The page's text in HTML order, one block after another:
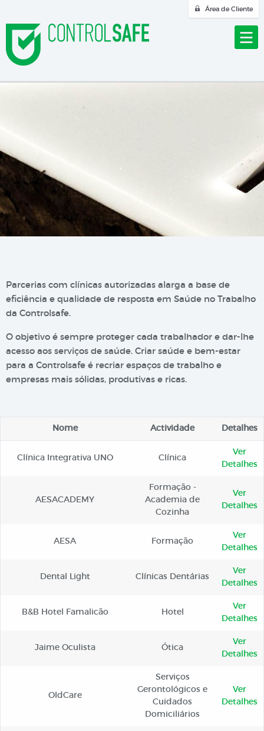
Área de Cliente
Parcerias com clínicas autorizadas alarga a base de
eficiência e qualidade de resposta em Saúde no Trabalho
da Controlsafe.
O objetivo é sempre proteger cada trabalhador e dar-lhe
acesso aos serviços de saúde. Criar saúde e bem-estar
para a Controlsafe é recriar espaços de trabalho e
empresas mais sólidas, produtivas e ricas.
Nome Actividade Detalhes
Clínica Integrativa UNO Clínica
Ver
Detalhes
AESACADEMY
Formação -
Academia de
Cozinha
Ver
Detalhes
AESA Formação
Ver
Detalhes
Dental Light Clínicas Dentárias
Ver
Detalhes
B&B Hotel Famalicão Hotel
Ver
Detalhes
Jaime Oculista Ótica
Ver
Detalhes
OldCare
Serviços
Gerontológicos e
Cuidados
Domiciliários
Ver
Detalhes